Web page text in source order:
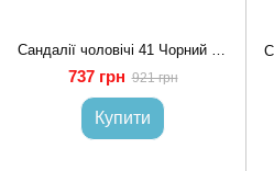
737 грн 921 грн
Купити